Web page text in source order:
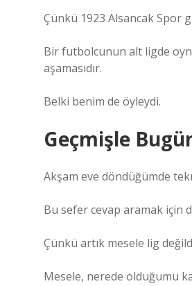
Çünkü 1923 Alsancak Spor
Bir futbolcunun alt ligde
aşamasıdır.
Belki benim de öyleydi.
Geçmişle
Akşam eve döndüğümde
Bu sefer cevap aramak için
Çünkü artık mesele lig
Mesele, nerede olduğumu